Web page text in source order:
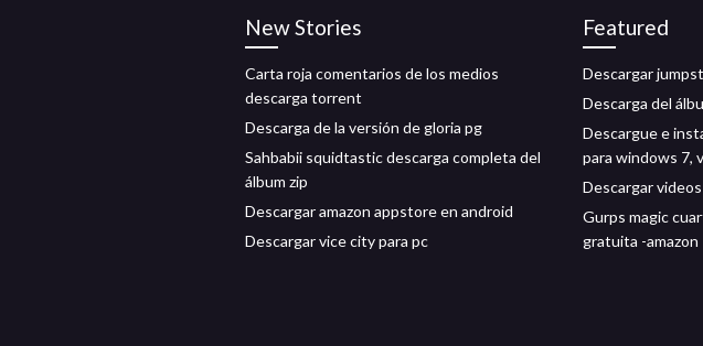
New Stories
Carta roja comentarios de los medios
descarga torrent
Descarga de la versión de gloria pg
Sahbabii squidtastic descarga completa del
álbum zip
Descargar amazon appstore en android
Descargar vice city para pc
Featured
Descargar
Descarga del
Descargue e
para windows 7,
Descargar
Gurps magic
gratuita -amazon